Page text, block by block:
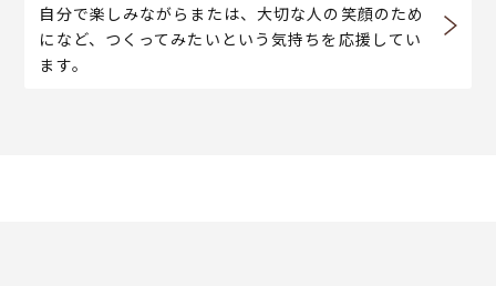
自分で楽しみながらまたは、大切な人の笑顔のため
になど、つくってみたいという気持ちを応援してい
ます。